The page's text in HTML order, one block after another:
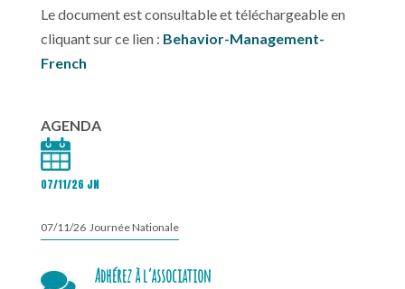
Le document est consultable et téléchargeable en
cliquant sur ce lien : Behavior-Management-
French
AGENDA
07/11/26 JN
07/11/26 Journée Nationale
Adhérez à l’association